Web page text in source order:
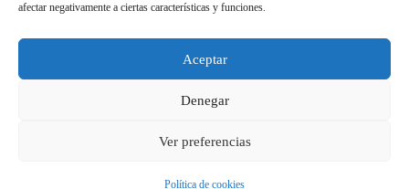
afectar negativamente a ciertas características y funciones.
Aceptar
Denegar
Ver preferencias
Política de cookies
REDES SOCIALES